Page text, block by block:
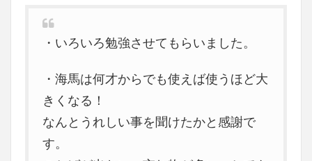
・いろいろ勉強させてもらいました。
・海馬は何才からでも使えば使うほど大
きくなる！
なんとうれしい事を聞けたかと感謝で
す。